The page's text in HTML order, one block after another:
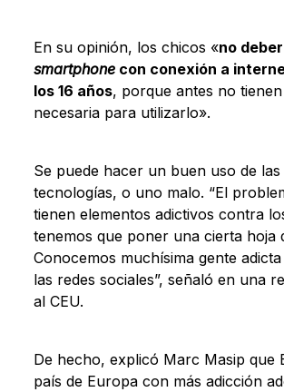
En su opinión, los chicos «no
smartphonecon conexión a
los 16 años, porque antes no
necesaria para utilizarlo».
Se puede hacer un buen uso de las
tecnologías, o uno malo. “El
tienen elementos adictivos contra
tenemos que poner una cierta hoja
Conocemos muchísima gente
las redes sociales”, señaló en una
al CEU.
De hecho, explicó Marc Masip que
país de Europa con más adicción